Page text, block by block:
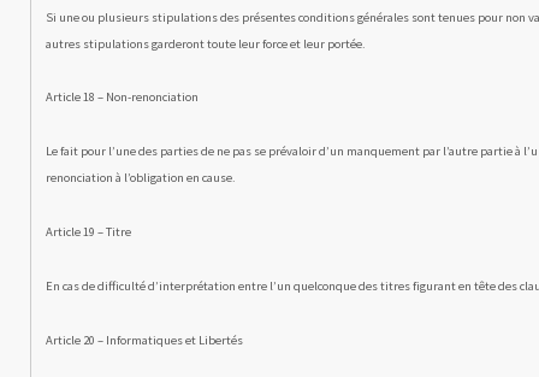
Si une ou plusieurs stipulations des présentes conditions générales sont tenues pour non
autres stipulations garderont toute leur force et leur portée.
Article 18 – Non-renonciation
Le fait pour l’une des parties de ne pas se prévaloir d’un manque­ment par l’autre partie à
renonciation à l’obligation en cause.
Article 19 – Titre
En cas de difficulté d’interprétation entre l’un quelconque des titres figurant en tête des
Article 20 – Informatiques et Libertés